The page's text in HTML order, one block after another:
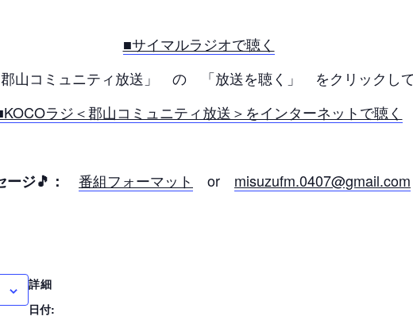
■サイマルラジオで聴く
郡山コミュニティ放送」 の 「放送を聴く」 をクリックし
ラジ＜郡山コミュニティ放送＞をインターネットで聴く
ジ🎵： 番組フォーマット or misuzufm.0407@gmail.com
詳細
日付: